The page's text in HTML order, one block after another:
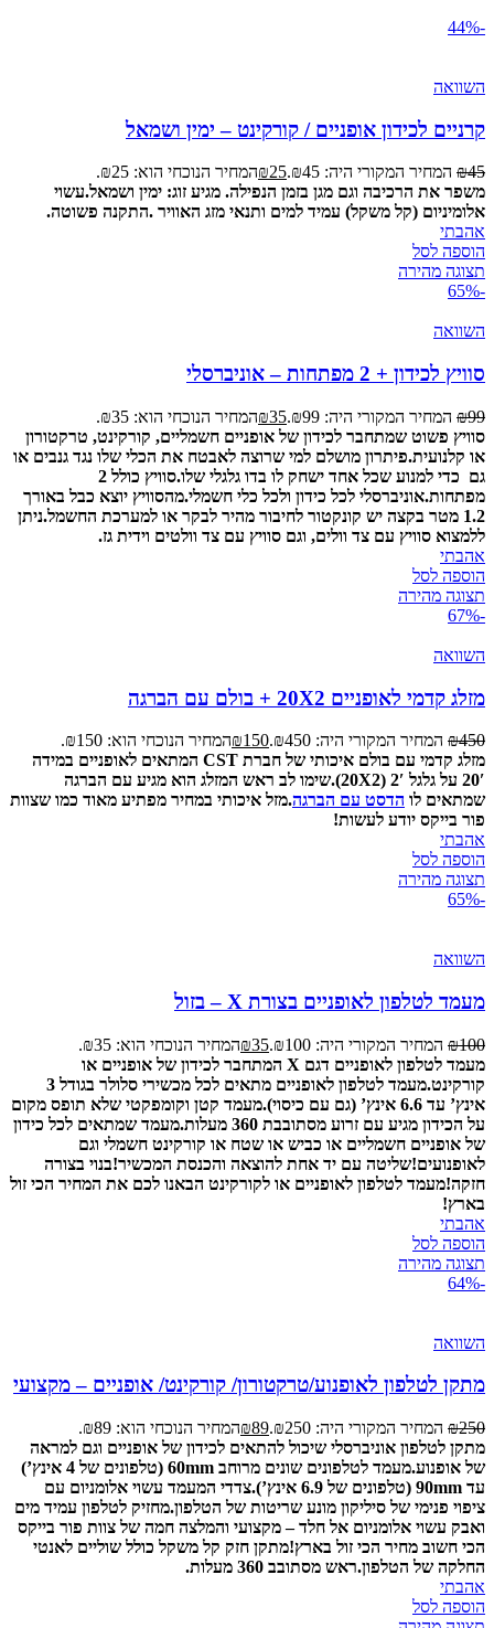
-44%
השוואה
קרניים לכידון אופניים / קורקינט – ימין ושמאל
₪45 המחיר המקורי היה: ₪45. ₪25
המחיר הנוכחי הוא: ₪25.
משפר את הרכיבה וגם מגן בזמן הנפילה. מגיע זוג: ימין ושמאל.עשוי
אלומיניום (קל משקל) עמיד למים ותנאי מזג האוויר .התקנה פשוטה.
אהבתי
הוספה לסל
תצוגה מהירה
-65%
השוואה
סוויץ לכידון + 2 מפתחות – אוניברסלי
₪99 המחיר המקורי היה: ₪99. ₪35
המחיר הנוכחי הוא: ₪35.
סוויץ פשוט שמתחבר לכידון של אופניים חשמליים, קורקינט, טרקטורון
או קלנועית.פיתרון מושלם למי שרוצה לאבטח את הכלי שלו נגד גנבים או
גם כדי למנוע שכל אחד ישחק לו בדו גלגלי שלו.
סוויץ כולל 2
מפתחות.אוניברסלי לכל כידון ולכל כלי חשמלי.מהסוויץ יוצא כבל באורך
1.2 מטר בקצה יש קונקטור לחיבור מהיר לבקר או למערכת החשמל.
ניתן
ללמצוא סוויץ עם צד וולים, וגם סוויץ עם צד וולטים וידית גז.
אהבתי
הוספה לסל
תצוגה מהירה
-67%
השוואה
מזלג קדמי לאופניים 20X2 + בולם עם הברגה
₪450 המחיר המקורי היה: ₪450. ₪150
המחיר הנוכחי הוא: ₪150.
מזלג קדמי עם בולם איכותי של חברת CST המתאים לאופניים במידה
20′ על גלגל 2′ (20X2).
שימו לב ראש המזלג הוא מגיע עם הברגה
שמתאים לו הדסט עם הברגה.מזל איכותי במחיר מפתיע מאוד כמו שצוות
פור בייקס יודע לעשות!
אהבתי
הוספה לסל
תצוגה מהירה
-65%
השוואה
מעמד לטלפון לאופניים בצורת X – בזול
₪100 המחיר המקורי היה: ₪100. ₪35
המחיר הנוכחי הוא: ₪35.
מעמד לטלפון לאופניים דגם X המתחבר לכידון של אופניים או
קורקינט.
מעמד לטלפון לאופניים מתאים לכל מכשירי סלולר בגודל 3
אינץ’ עד 6.6 אינץ’ (גם עם כיסוי).
מעמד קטן וקומפקטי שלא תופס מקום
על הכידון מגיע עם זרוע מסתובבת 360 מעלות.
מעמד שמתאים לכל כידון
של אופניים חשמליים או כביש או שטח או קורקינט חשמלי וגם
לאופנועים!שליטה עם יד אחת להוצאה והכנסת המכשיר!בנוי בצורה
חזקה!מעמד לטלפון לאופניים או לקורקינט הבאנו לכם את המחיר הכי זול
בארץ!
אהבתי
הוספה לסל
תצוגה מהירה
-64%
השוואה
מתקן לטלפון לאופנוע/טרקטורון/ קורקינט/ אופניים – מקצועי
₪250 המחיר המקורי היה: ₪250. ₪89
המחיר הנוכחי הוא: ₪89.
מתקן לטלפון אוניברסלי שיכול להתאים לכידון של אופניים וגם למראה
של אופנוע.
מעמד לטלפונים שונים מרוחב 60mm (טלפונים של 4 אינץ’)
עד 90mm (טלפונים של 6.9 אינץ’).
צדדי המעמד עשוי אלומניום עם
ציפוי פנימי של סיליקון מונע שריטות של הטלפון.מחזיק לטלפון עמיד מים
ואבק עשוי אלומניום אל חלד – מקצועי והמלצה חמה של צוות פור בייקס
הכי חשוב מחיר הכי זול בארץ!מתקן חזק קל משקל כולל שוליים לאנטי
החלקה של הטלפון.ראש מסתובב 360 מעלות.
אהבתי
הוספה לסל